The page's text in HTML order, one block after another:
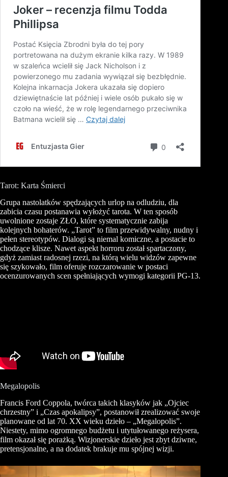
Tarot: Karta Śmierci
Grupa nastolatków spędzających urlop na odludziu, dla
zabicia czasu postanawia wyłożyć tarota. W ten sposób
uwolnione zostaje ZŁO, które systematycznie zabija
kolejnych bohaterów. „Tarot” to film przewidywalny, nudny i
pełen stereotypów. Dialogi są niemal komiczne, a postacie to
chodzące klisze. Nawet aspekt horroru został spartaczony,
gdyż zamiast radosnej rzezi, na którą wielu widzów zapewne
się szykowało, film oferuje rozczarowanie w postaci
ocenzurowanych scen spełniających wymogi kategorii PG-13.
Megalopolis
Francis Ford Coppola, twórca takich klasyków jak „Ojciec
chrzestny” i „Czas apokalipsy”, postanowił zrealizować swoje
planowane od lat 70. XX wieku dzieło – „Megalopolis”.
Niestety, mimo ogromnego budżetu i utytułowanego reżysera,
film okazał się porażką. Wizjonerskie dzieło jest zbyt dziwne,
pretensjonalne, a na dodatek brakuje mu spójnej wizji.